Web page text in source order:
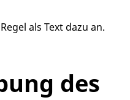
als Text dazu an.
des